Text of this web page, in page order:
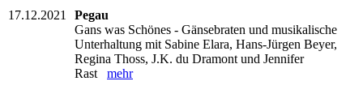
17.12.2021
Pegau
Gans was Schönes - Gänsebraten und musikalische
Unterhaltung mit Sabine Elara, Hans-Jürgen Beyer,
Regina Thoss, J.K. du Dramont und Jennifer
Rast mehr